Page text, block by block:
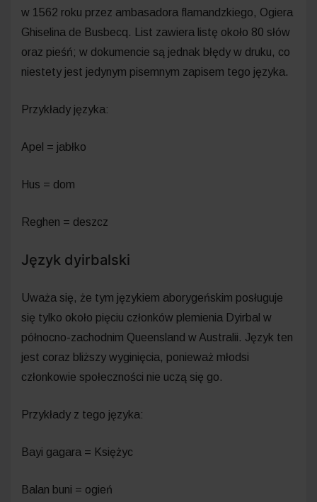
w 1562 roku przez ambasadora flamandzkiego, Ogiera
Ghiselina de Busbecq. List zawiera listę około 80 słów
oraz pieśń; w dokumencie są jednak błędy w druku, co
niestety jest jedynym pisemnym zapisem tego języka.
Przykłady języka:
Apel = jabłko
Hus = dom
Reghen = deszcz
Język dyirbalski
Uważa się, że tym językiem aborygeńskim posługuje
się tylko około pięciu członków plemienia Dyirbal w
północno-zachodnim Queensland w Australii. Język ten
jest coraz bliższy wyginięcia, ponieważ młodsi
członkowie społeczności nie uczą się go.
Przykłady z tego języka:
Bayi gagara = Księżyc
Balan buni = ogień